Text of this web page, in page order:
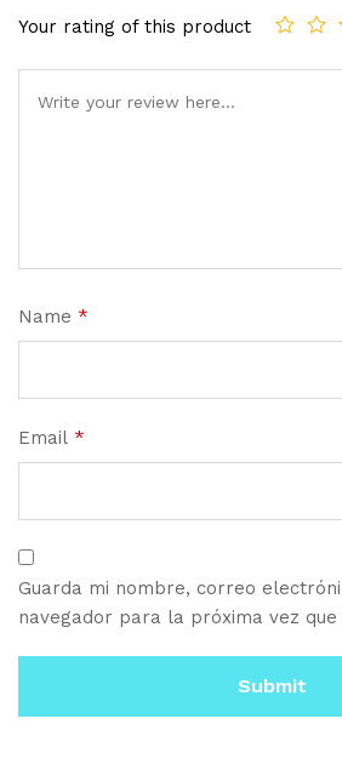
Your rating of this product
Name *
Email *
Guarda mi nombre, correo
navegador para la próxima vez que